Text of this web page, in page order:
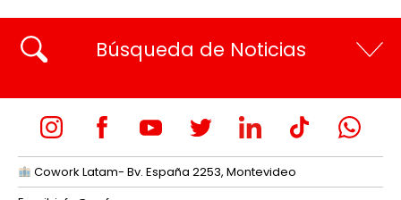
Búsqueda de Noticias
Cowork Latam- Bv. España 2253, Montevideo